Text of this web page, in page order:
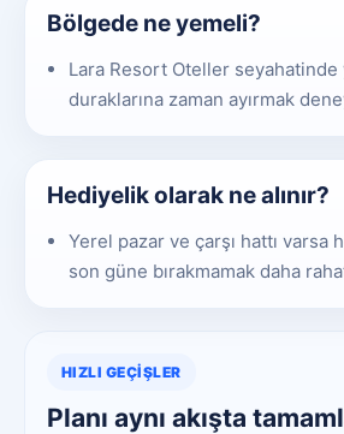
Bölgede ne yemeli?
Lara Resort Oteller
duraklarına zaman ayırmak
Hediyelik olarak ne alınır?
Yerel pazar ve çarşı hattı varsa
son güne bırakmamak daha
HIZLI GEÇIŞLER
Planı aynı akışta